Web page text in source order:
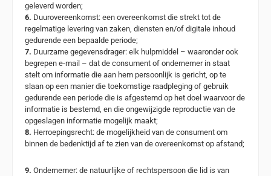
geleverd worden;
6. Duurovereenkomst: een overeenkomst die strekt tot de
regelmatige levering van zaken, diensten en/of digitale inhoud
gedurende een bepaalde periode;
7. Duurzame gegevensdrager: elk hulpmiddel – waaronder ook
begrepen e-mail – dat de consument of ondernemer in staat
stelt om informatie die aan hem persoonlijk is gericht, op te
slaan op een manier die toekomstige raadpleging of gebruik
gedurende een periode die is afgestemd op het doel waarvoor de
informatie is bestemd, en die ongewijzigde reproductie van de
opgeslagen informatie mogelijk maakt;
8. Herroepingsrecht: de mogelijkheid van de consument om
binnen de bedenktijd af te zien van de overeenkomst op afstand;
9. Ondernemer: de natuurlijke of rechtspersoon die lid is van